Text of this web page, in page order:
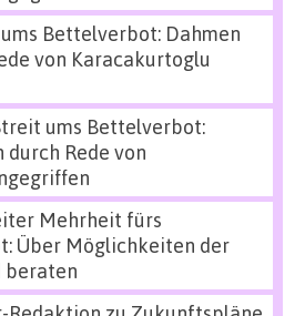
Bettelverbot: Dahmen
von Karacakurtoglu
ums Bettelverbot:
Rede von
Mehrheit fürs
Über Möglichkeiten der
beraten